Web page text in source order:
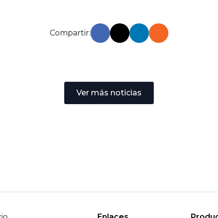
Compartir:
Ver más noticias